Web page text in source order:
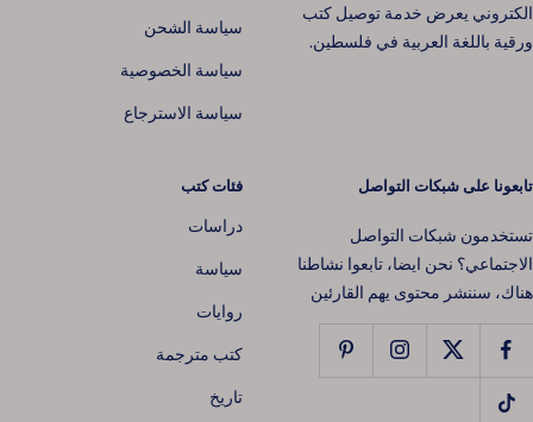
📚 افتح عالمًا من القصص 📖
اشترك في نشرتنا البريدية اليوم واحصل على
الكتروني يعرض خدمة توصيل كتب
ورقية باللغة العربية في فلسطين.
سياسة الشحن
سياسة الخصوصية
سياسة الاسترجاع
تابعونا على شبكات التواصل
تستخدمون شبكات التواصل
الاجتماعي؟ نحن ايضا، تابعوا نشاطنا
هناك، سننشر محتوى يهم القارئين
فئات كتب
دراسات
سياسة
روايات
كتب مترجمة
تاريخ